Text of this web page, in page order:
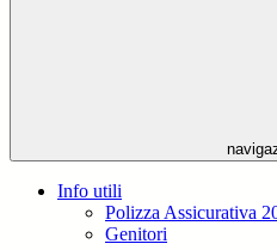
Info utili
Polizza Assicurativa
Genitori